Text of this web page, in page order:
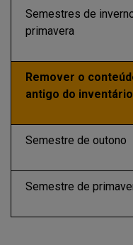
Semestres de
primavera
Remover o
antigo do inventário
Semestre de outono
Semestre de